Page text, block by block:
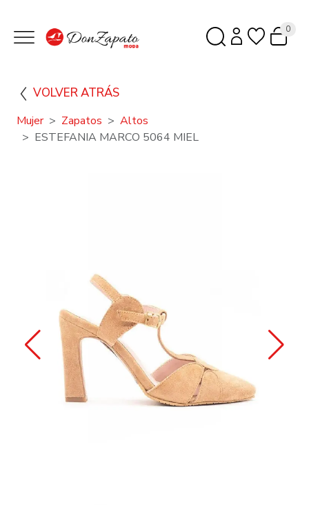
0
VOLVER ATRÁS
Mujer Zapatos
Altos
ESTEFANIA MARCO 5064 MIEL